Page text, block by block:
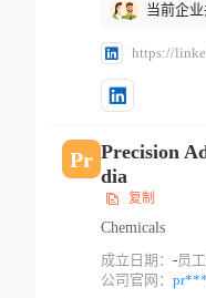
当前企
https://
Pr Precision
dia
复制
Chemicals
成立日期： -员工
公司官网：